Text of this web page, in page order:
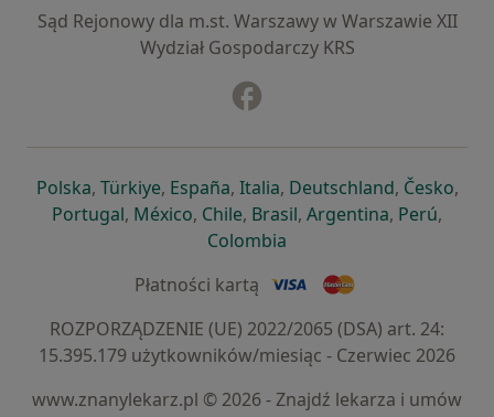
Sąd Rejonowy dla m.st. Warszawy w Warszawie XII
Wydział Gospodarczy KRS
Polskaotwiera się w nowej karcie
, Türkiyeotwiera się w nowej karcie
, Españaotwiera się w nowej karcie
, Italiaotwiera się w nowej
, Deutschlandotwiera się
, Česko,
Portugalotwiera się w nowej karcie
, Méxicootwiera się w nowej karcie
, Chileotwiera się w nowej karcie
, Brasilotwiera się w nowej
, Argentinaotwiera się
, Perú,
Colombia
Płatności kartą
ROZPORZĄDZENIE (UE) 2022/2065 (DSA) art. 24:
15.395.179 użytkowników/miesiąc - Czerwiec 2026
www.znanylekarz.pl © 2026 - Znajdź lekarza i umów